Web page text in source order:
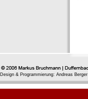
Design & Programmierung: Andreas Berger